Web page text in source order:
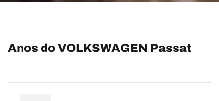
Anos do VOLKSWAGEN Passat